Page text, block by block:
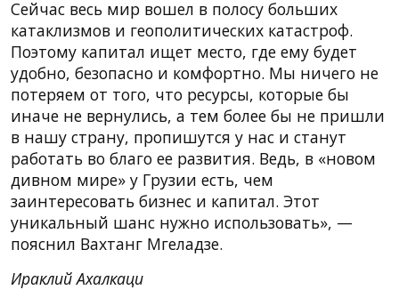
Сейчас весь мир вошел в полосу больших
катаклизмов и геополитических катастроф.
Поэтому капитал ищет место, где ему будет
удобно, безопасно и комфортно. Мы ничего не
потеряем от того, что ресурсы, которые бы
иначе не вернулись, а тем более бы не пришли
в нашу страну, пропишутся у нас и станут
работать во благо ее развития. Ведь, в «новом
дивном мире» у Грузии есть, чем
заинтересовать бизнес и капитал. Этот
уникальный шанс нужно использовать», —
пояснил Вахтанг Мгеладзе.
Ираклий Ахалкаци